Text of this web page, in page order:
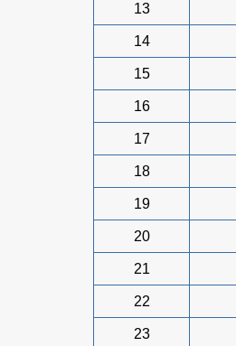
13
14
15
16
17
18
19
20
21
22
23